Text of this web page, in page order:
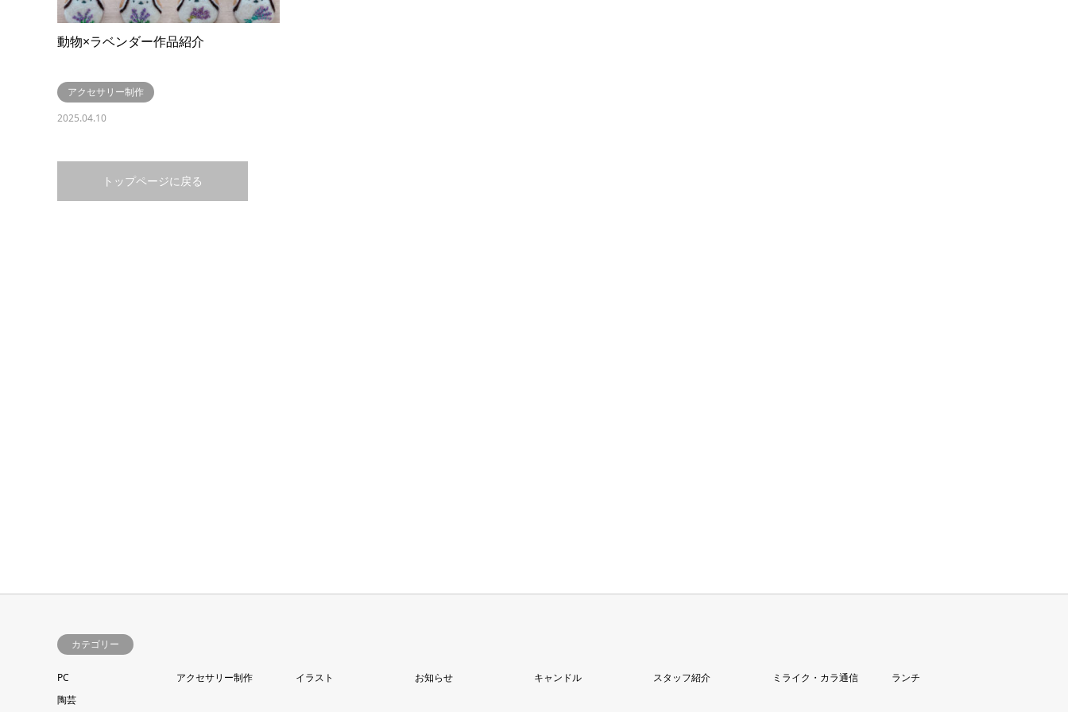
動物×ラベンダー作品紹介
アクセサリー制作
2025.04.10
トップページに戻る
カテゴリー
PC アクセサリー制作 イラスト お知らせ キャンドル スタッフ紹介 ミライク・カラ通信
ランチ
陶芸